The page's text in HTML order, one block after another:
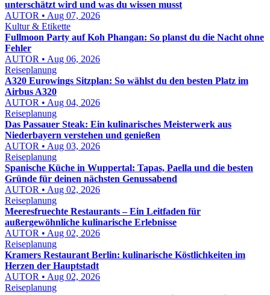
unterschätzt wird und was du wissen musst
AUTOR • Aug 07, 2026
Kultur & Etikette
Fullmoon Party auf Koh Phangan: So planst du die Nacht ohne
Fehler
AUTOR • Aug 06, 2026
Reiseplanung
A320 Eurowings Sitzplan: So wählst du den besten Platz im
Airbus A320
AUTOR • Aug 04, 2026
Reiseplanung
Das Passauer Steak: Ein kulinarisches Meisterwerk aus
Niederbayern verstehen und genießen
AUTOR • Aug 03, 2026
Reiseplanung
Spanische Küche in Wuppertal: Tapas, Paella und die besten
Gründe für deinen nächsten Genussabend
AUTOR • Aug 02, 2026
Reiseplanung
Meeresfruechte Restaurants – Ein Leitfaden für
außergewöhnliche kulinarische Erlebnisse
AUTOR • Aug 02, 2026
Reiseplanung
Kramers Restaurant Berlin: kulinarische Köstlichkeiten im
Herzen der Hauptstadt
AUTOR • Aug 02, 2026
Reiseplanung